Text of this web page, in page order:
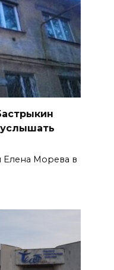
услышать
Елена Морева в